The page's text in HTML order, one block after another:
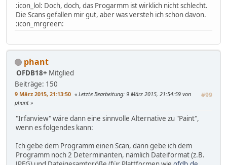
:icon_lol: Doch, doch, das Progarmm ist wirklich nicht schlecht.
Die Scans gefallen mir gut, aber was versteh ich schon davon.
:icon_mrgreen:
phant
OFDB18+ Mitglied
Beiträge: 150
9 März 2015, 21:13:50 #99
Letzte Bearbeitung: 9 März 2015, 21:54:59 von
phant
"Irfanview" wäre dann eine sinnvolle Alternative zu "Paint",
wenn es folgendes kann:
Ich gebe dem Programm einen Scan, dann gebe ich dem
Programm noch 2 Determinanten, nämlich Dateiformat (z.B.